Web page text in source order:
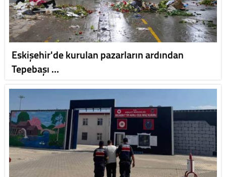
Eskişehir'de kurulan pazarların ardından
Tepebaşı …